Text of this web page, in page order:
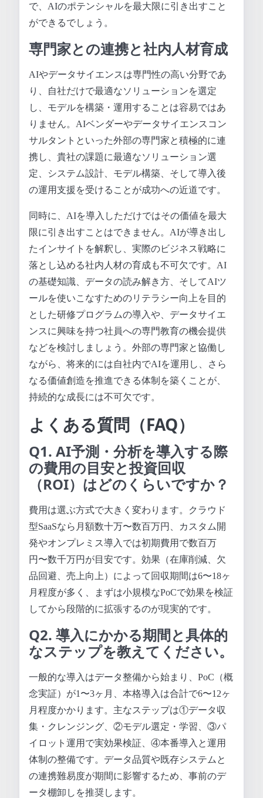
で、AIのポテンシャルを最大限に引き出すこと
ができるでしょう。
専門家との連携と社内人材育成
AIやデータサイエンスは専門性の高い分野であ
り、自社だけで最適なソリューションを選定
し、モデルを構築・運用することは容易ではあ
りません。AIベンダーやデータサイエンスコン
サルタントといった外部の専門家と積極的に連
携し、貴社の課題に最適なソリューション選
定、システム設計、モデル構築、そして導入後
の運用支援を受けることが成功への近道です。
同時に、AIを導入しただけではその価値を最大
限に引き出すことはできません。AIが導き出し
たインサイトを解釈し、実際のビジネス戦略に
落とし込める社内人材の育成も不可欠です。AI
の基礎知識、データの読み解き方、そしてAIツ
ールを使いこなすためのリテラシー向上を目的
とした研修プログラムの導入や、データサイエ
ンスに興味を持つ社員への専門教育の機会提供
などを検討しましょう。外部の専門家と協働し
ながら、将来的には自社内でAIを運用し、さら
なる価値創造を推進できる体制を築くことが、
持続的な成長には不可欠です。
よくある質問（FAQ）
Q1. AI予測・分析を導入する際
の費用の目安と投資回収
（ROI）はどのくらいですか？
費用は選ぶ方式で大きく変わります。クラウド
型SaaSなら月額数十万〜数百万円、カスタム開
発やオンプレミス導入では初期費用で数百万
円〜数千万円が目安です。効果（在庫削減、欠
品回避、売上向上）によって回収期間は6〜18ヶ
月程度が多く、まずは小規模なPoCで効果を検証
してから段階的に拡張するのが現実的です。
Q2. 導入にかかる期間と具体的
なステップを教えてください。
一般的な導入はデータ整備から始まり、PoC（概
念実証）が1〜3ヶ月、本格導入は合計で6〜12ヶ
月程度かかります。主なステップは①データ収
集・クレンジング、②モデル選定・学習、③パ
イロット運用で実効果検証、④本番導入と運用
体制の整備です。データ品質や既存システムと
の連携難易度が期間に影響するため、事前のデ
ータ棚卸しを推奨します。